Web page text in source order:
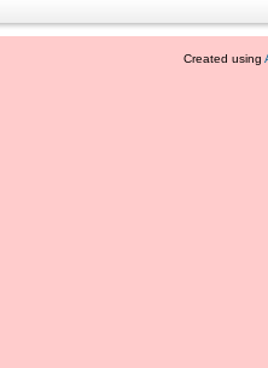
Created using